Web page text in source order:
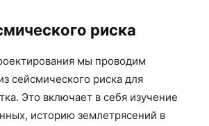
риска
мы проводим
сейсмического риска для
Это включает в себя изучение
историю землетрясений в